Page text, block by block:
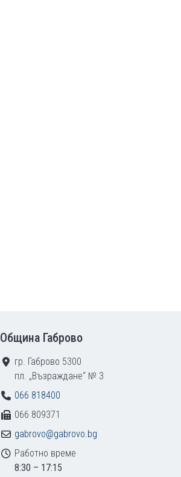
Община Габрово
гр. Габрово 5300
пл. „Възраждане“ № 3
066 818400
066 809371
gabrovo@gabrovo.bg
Работно време
8:30 – 17:15